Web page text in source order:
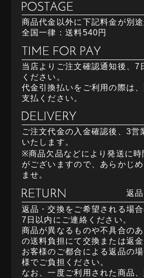
商品代金以外に下記料金が別途
全国一律：送料540円
当店よりご注文確認通知後、7
ください。
代金引換払いをご利用の際は
支払ください。
ご注文代金の入金確認後、3営
いたします。
※商品欠品などにより発送に時
がございますので、あらかじ
ませ。
返
返品・交換をご希望される場
7日以内にご連絡ください。
商品が異なるものや不具合の
の送料負担にて交換または返金
お客様のご都合による返品の
様でご負担ください。
なお、一度ご利用された商品